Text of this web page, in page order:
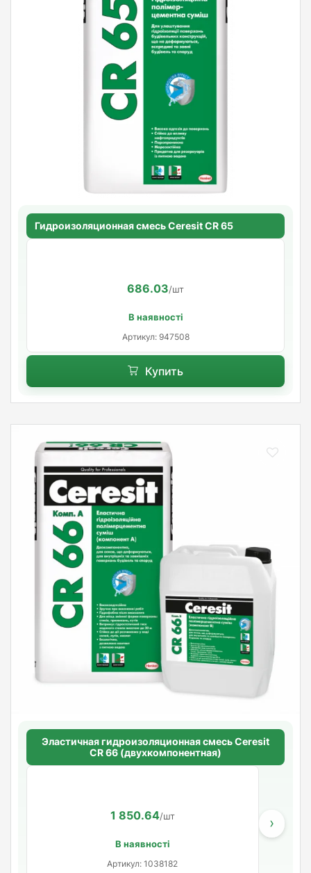
Гидроизоляционная смесь Ceresit CR 65
686.03/шт
В наявності
Артикул: 947508
Купить
Эластичная гидроизоляционная смесь Ceresit
CR 66 (двухкомпонентная)
1 850.64/шт
В наявності
Артикул: 1038182
›